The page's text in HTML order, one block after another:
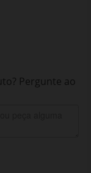
Pergunte ao